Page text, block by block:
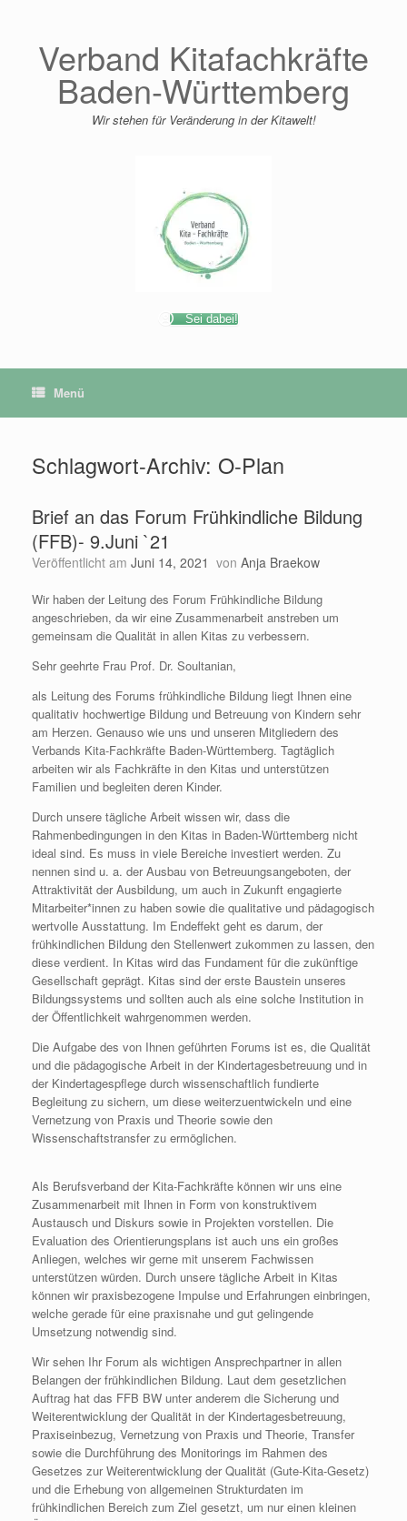
Verband Kitafachkräfte
Baden-Württemberg
Wir stehen für Veränderung in der Kitawelt!
Sei dabei!
Menü
Schlagwort-Archiv: O-Plan
Brief an das Forum Frühkindliche Bildung
(FFB)- 9.Juni `21
Veröffentlicht am Juni 14, 2021 von Anja Braekow
Wir haben der Leitung des Forum Frühkindliche Bildung
angeschrieben, da wir eine Zusammenarbeit anstreben um
gemeinsam die Qualität in allen Kitas zu verbessern.
Sehr geehrte Frau Prof. Dr. Soultanian,
als Leitung des Forums frühkindliche Bildung liegt Ihnen eine
qualitativ hochwertige Bildung und Betreuung von Kindern sehr
am Herzen. Genauso wie uns und unseren Mitgliedern des
Verbands Kita-Fachkräfte Baden-Württemberg. Tagtäglich
arbeiten wir als Fachkräfte in den Kitas und unterstützen
Familien und begleiten deren Kinder.
Durch unsere tägliche Arbeit wissen wir, dass die
Rahmenbedingungen in den Kitas in Baden-Württemberg nicht
ideal sind. Es muss in viele Bereiche investiert werden. Zu
nennen sind u. a. der Ausbau von Betreuungsangeboten, der
Attraktivität der Ausbildung, um auch in Zukunft engagierte
Mitarbeiter*innen zu haben sowie die qualitative und pädagogisch
wertvolle Ausstattung. Im Endeffekt geht es darum, der
frühkindlichen Bildung den Stellenwert zukommen zu lassen, den
diese verdient. In Kitas wird das Fundament für die zukünftige
Gesellschaft geprägt. Kitas sind der erste Baustein unseres
Bildungssystems und sollten auch als eine solche Institution in
der Öffentlichkeit wahrgenommen werden.
Die Aufgabe des von Ihnen geführten Forums ist es, die Qualität
und die pädagogische Arbeit in der Kindertagesbetreuung und in
der Kindertagespflege durch wissenschaftlich fundierte
Begleitung zu sichern, um diese weiterzuentwickeln und eine
Vernetzung von Praxis und Theorie sowie den
Wissenschaftstransfer zu ermöglichen.
Als Berufsverband der Kita-Fachkräfte können wir uns eine
Zusammenarbeit mit Ihnen in Form von konstruktivem
Austausch und Diskurs sowie in Projekten vorstellen. Die
Evaluation des Orientierungsplans ist auch uns ein großes
Anliegen, welches wir gerne mit unserem Fachwissen
unterstützen würden. Durch unsere tägliche Arbeit in Kitas
können wir praxisbezogene Impulse und Erfahrungen einbringen,
welche gerade für eine praxisnahe und gut gelingende
Umsetzung notwendig sind.
Wir sehen Ihr Forum als wichtigen Ansprechpartner in allen
Belangen der frühkindlichen Bildung. Laut dem gesetzlichen
Auftrag hat das FFB BW unter anderem die Sicherung und
Weiterentwicklung der Qualität in der Kindertagesbetreuung,
Praxiseinbezug, Vernetzung von Praxis und Theorie, Transfer
sowie die Durchführung des Monitorings im Rahmen des
Gesetzes zur Weiterentwicklung der Qualität (Gute-Kita-Gesetz)
und die Erhebung von allgemeinen Strukturdaten im
frühkindlichen Bereich zum Ziel gesetzt, um nur einen kleinen